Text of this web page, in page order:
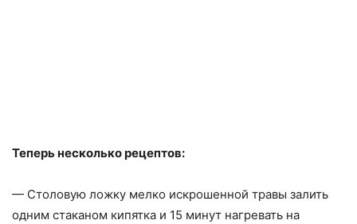
Теперь несколько рецептов:
— Столовую ложку мелко искрошенной травы залить
одним стаканом кипятка и 15 минут нагревать на